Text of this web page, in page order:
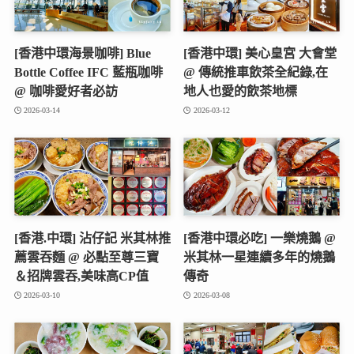
[香港中環海景咖啡] Blue
Bottle Coffee IFC 藍瓶咖啡
@ 咖啡愛好者必訪
2026-03-14
[香港中環] 美心皇宮 大會堂
@ 傳統推車飲茶全紀錄,在
地人也愛的飲茶地標
2026-03-12
[香港.中環] 沾仔記 米其林推
薦雲吞麵 @ 必點至尊三寶
＆招牌雲吞,美味高CP值
2026-03-10
[香港中環必吃] 一樂燒鵝 @
米其林一星連續多年的燒鵝
傳奇
2026-03-08